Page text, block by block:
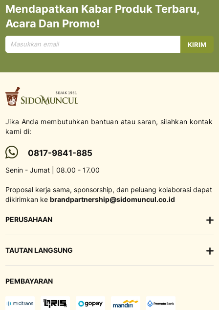
Mendapatkan Kabar Produk Terbaru,
Acara Dan Promo!
Mendaftar
untuk
KIRIM
Jika Anda membutuhkan bantuan atau saran, silahkan kontak
kami di:
0817-9841-885
Senin - Jumat | 08.00 - 17.00
Proposal kerja sama, sponsorship, dan peluang kolaborasi dapat
dikirimkan ke brandpartnership@sidomuncul.co.id
PERUSAHAAN
TAUTAN LANGSUNG
PEMBAYARAN